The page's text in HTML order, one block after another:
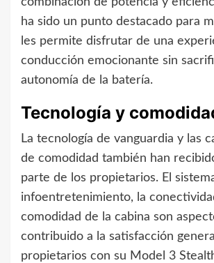
ha sido un punto destacado para
les permite disfrutar de una
conducción emocionante sin
autonomía de la batería.
Tecnología y
La tecnología de vanguardia y las
de comodidad también han
parte de los propietarios. El
infoentretenimiento, la
comodidad de la cabina son
contribuido a la satisfacción
propietarios con su Model 3